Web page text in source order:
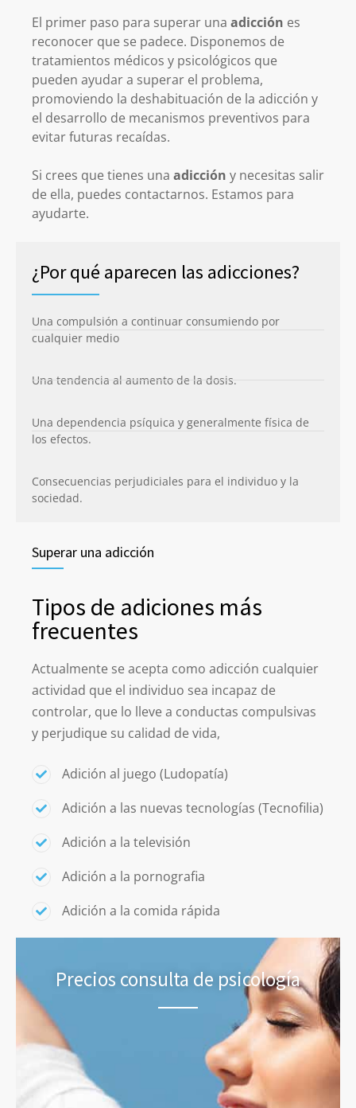
El primer paso para superar una adicción es
reconocer que se padece. Disponemos de
tratamientos médicos y psicológicos que
pueden ayudar a superar el problema,
promoviendo la deshabituación de la adicción y
el desarrollo de mecanismos preventivos para
evitar futuras recaídas.
Si crees que tienes una adicción y necesitas salir
de ella, puedes contactarnos. Estamos para
ayudarte.
¿Por qué aparecen las adicciones?
Una compulsión a continuar consumiendo por
cualquier medio
Una tendencia al aumento de la dosis.
Una dependencia psíquica y generalmente física de
los efectos.
Consecuencias perjudiciales para el individuo y la
sociedad.
Superar una adicción
Tipos de adiciones más
frecuentes
Actualmente se acepta como adicción cualquier
actividad que el individuo sea incapaz de
controlar, que lo lleve a conductas compulsivas
y perjudique su calidad de vida,
Adición al juego (Ludopatía)
Adición a las nuevas tecnologías (Tecnofilia)
Adición a la televisión
Adición a la pornografia
Adición a la comida rápida
Precios consulta de psicología